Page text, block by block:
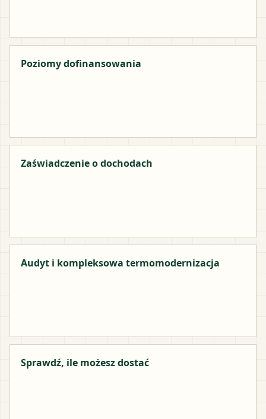
Poziomy dofinansowania
Zaświadczenie o dochodach
Audyt i kompleksowa termomodernizacja
Sprawdź, ile możesz dostać